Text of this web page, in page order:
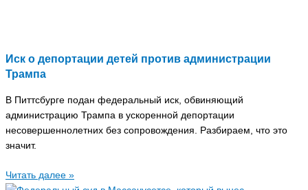
Иск о депортации детей против администрации
Трампа
В Питтсбурге подан федеральный иск, обвиняющий
администрацию Трампа в ускоренной депортации
несовершеннолетних без сопровождения. Разбираем, что это
значит.
Читать далее »